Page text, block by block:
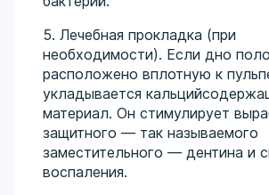
5. Лечебная прокладка (при
необходимости). Если дно
расположено вплотную к
укладывается
материал. Он стимулирует
защитного — так называемого
заместительного — дентина и
воспаления.